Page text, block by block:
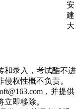
安
建
大
和录入，考试酷不进
权性概不负责。
，并提供
即移除。